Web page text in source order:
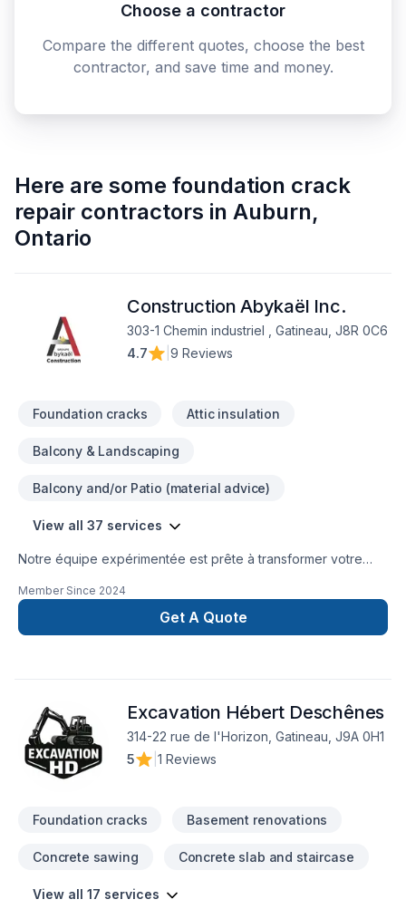
Choose a contractor
Compare the different quotes, choose the best
contractor, and save time and money.
Here are some foundation crack
repair contractors in Auburn,
Ontario
Construction Abykaël Inc.
303-1 Chemin industriel , Gatineau, J8R 0C6
4.7
9 Reviews
Foundation cracks Attic insulation
Balcony & Landscaping
Balcony and/or Patio (material advice)
View all 37 services
Notre équipe expérimentée est prête à transformer votre
contactant dès aujourd’hui. Nous sommes fiers d’offrir des
services de haute qualité, utilisant les meilleurs matériaux et
techniques, pour garantir votre satisfaction. Profitez de notre
!Google ⭐️⭐️⭐️⭐️⭐️ (63) reviews
Member Since 2024
Get A Quote
Excavation Hébert Deschênes
314-22 rue de l'Horizon, Gatineau, J9A 0H1
5
1 Reviews
Foundation cracks Basement renovations
Concrete sawing Concrete slab and staircase
View all 17 services